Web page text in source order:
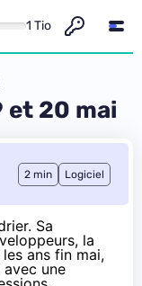
1 Tio
et 20 mai
2 min Logiciel
Sa
la
ans fin mai,
une